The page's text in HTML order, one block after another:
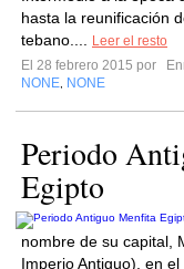
hasta la reunificación
tebano....
Leer el resto
El 28 febrero 2015 por
NONE NONE
Periodo
Egipto
nombre de su capital,
Imperio Antiguo), en